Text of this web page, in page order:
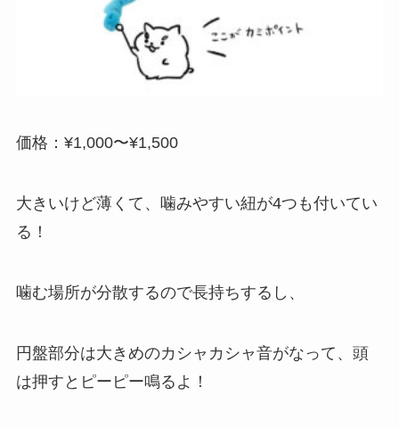
価格：¥1,000〜¥1,500
大きいけど薄くて、噛みやすい紐が4つも付いてい
る！
噛む場所が分散するので長持ちするし、
円盤部分は大きめのカシャカシャ音がなって、頭
は押すとピーピー鳴るよ！